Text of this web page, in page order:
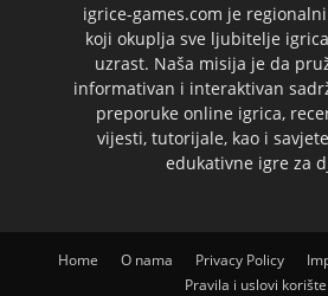
igrice-games.com je
koji okuplja sve ljubitelje
uzrast. Naša misija je da
informativan i interaktivan
preporuke online igrica,
vijesti, tutorijale, kao i
edukativne igre za
Home O nama Privacy Policy
Pravila i uslovi